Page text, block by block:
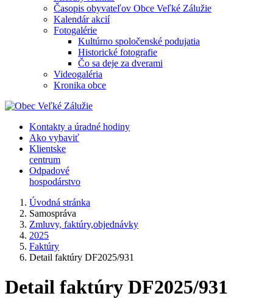
Časopis obyvateľov Obce Veľké Zálužie
Kalendár akcií
Fotogalérie
Kultúrno spoločenské podujatia
Historické fotografie
Čo sa deje za dverami
Videogaléria
Kronika obce
Kontakty a úradné hodiny
Ako vybaviť
Klientske
centrum
Odpadové
hospodárstvo
Úvodná stránka
Samospráva
Zmluvy, faktúry,objednávky
2025
Faktúry
Detail faktúry DF2025/931
Detail faktúry DF2025/931